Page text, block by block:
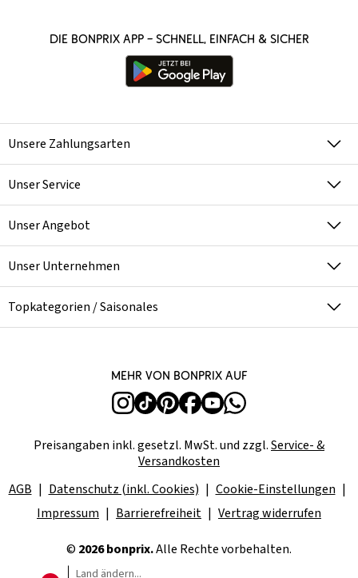
Die bonprix App – schnell, einfach & sicher
Unsere Zahlungsarten
Unser Service
Unser Angebot
Unser Unternehmen
Topkategorien / Saisonales
Mehr von bonprix auf
Preisangaben inkl. gesetzl. MwSt. und zzgl.Service- &
Versandkosten
AGB
Datenschutz (inkl. Cookies)
Cookie-Einstellungen
Impressum
Barrierefreiheit Vertrag widerrufen
© 2026 bonprix.Alle Rechte vorbehalten.
Land ändern...